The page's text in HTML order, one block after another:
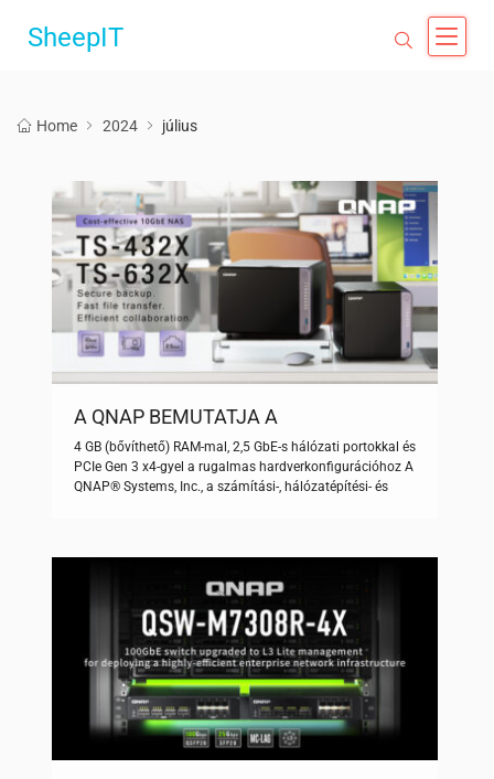
SheepIT
Home 2024 július
A QNAP BEMUTATJA A
KÖLTSÉGHATÉKONY, 10 GBE-KÉPES
TS-432X/TS-632X TORONY
KIALAKÍTÁSÚ NAS-T
4 GB (bővíthető) RAM-mal, 2,5 GbE-s hálózati portokkal és
PCIe Gen 3 x4-gyel a rugalmas hardverkonfigurációhoz A
QNAP® Systems, Inc., a számítási-, hálózatépítési- és
optimalizálására terveztek kisebb […]